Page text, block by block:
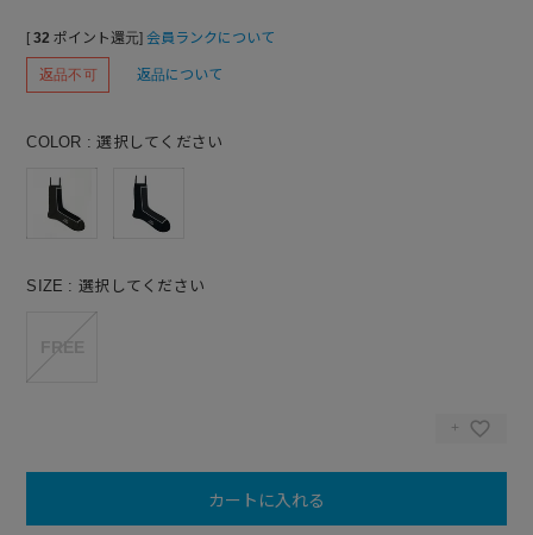
[ 32 ポイント還元] 会員ランクについて
返品不可 返品について
COLOR 選択してください
SIZE 選択してください
カートに入れる